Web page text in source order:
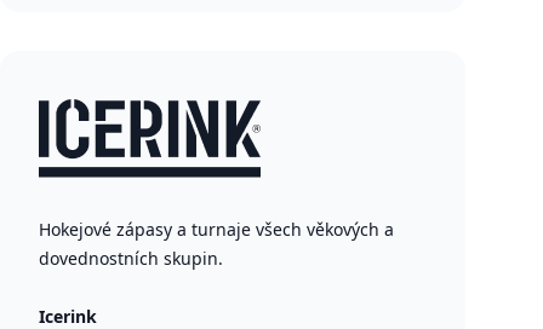
Hokejové zápasy a turnaje všech věkových a
dovednostních skupin.
Icerink